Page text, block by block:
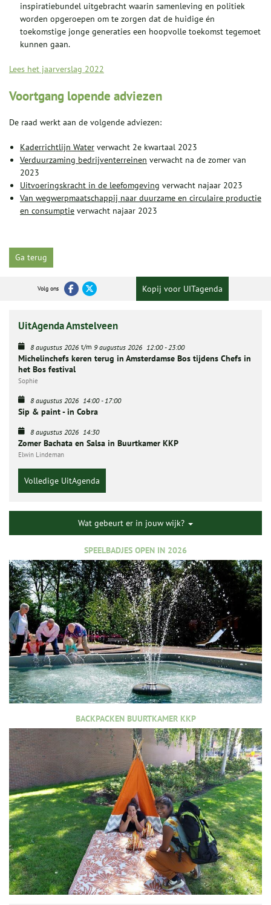
inspiratiebundel uitgebracht waarin samenleving en politiek
worden opgeroepen om te zorgen dat de huidige én
toekomstige jonge generaties een hoopvolle toekomst tegemoet
kunnen gaan.
Lees het jaarverslag 2022
Voortgang lopende adviezen
De raad werkt aan de volgende adviezen:
Kaderrichtlijn Water verwacht 2e kwartaal 2023
Verduurzaming bedrijventerreinen verwacht na de zomer van
2023
Uitvoeringskracht in de leefomgeving verwacht najaar 2023
Van wegwerpmaatschappij naar duurzame en circulaire productie
en consumptie verwacht najaar 2023
Ga terug
Volg ons Kopij voor UITagenda
UitAgenda Amstelveen
8 augustus 2026 t/m 9 augustus 2026 12:00-23:00
Michelinchefs keren terug in Amsterdamse Bos tijdens Chefs in
het Bos festival
Sophie
8 augustus 2026 14:00-17:00
Sip & paint - in Cobra
8 augustus 2026 14:30
Zomer Bachata en Salsa in Buurtkamer KKP
Elwin Lindeman
Volledige UitAgenda
Wat gebeurt er in jouw wijk?
SPEELBADJES OPEN IN 2026
BACKPACKEN BUURTKAMER KKP